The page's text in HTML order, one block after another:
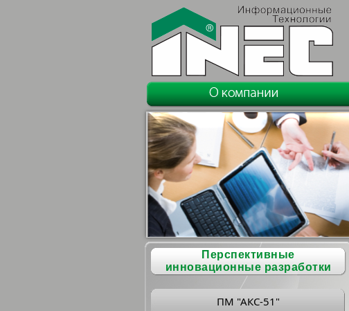
Перспективные
инновационные разработки
ПМ "АКС-51"